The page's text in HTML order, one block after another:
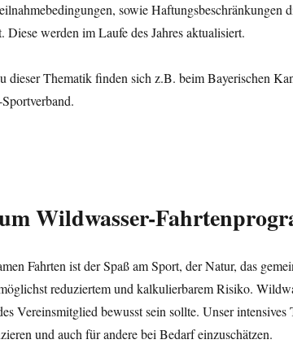
sowie Haftungsbeschränkungen
Diese werden im Laufe des Jahres aktualisiert.
dieser Thematik finden sich z.B. beim Bayerischen
Wildwasser-
Fahrten ist der Spaß am Sport, der Natur, das
reduziertem und kalkulierbarem Risiko.
Vereinsmitglied bewusst sein sollte. Unser
und auch für andere bei Bedarf einzuschätzen.